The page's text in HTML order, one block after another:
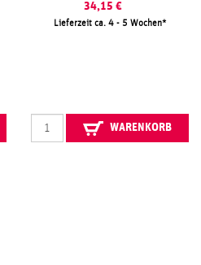
34,15 €
Lieferzeit ca. 4 - 5 Wochen
WARENKORB